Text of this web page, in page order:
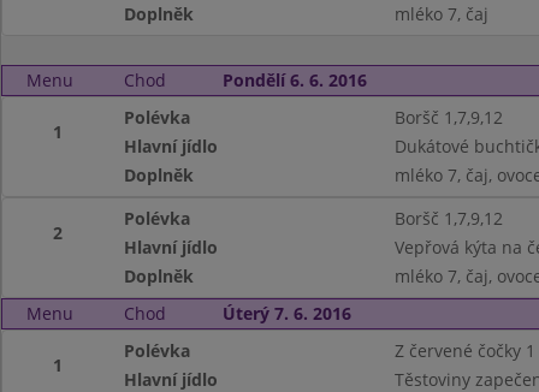
Doplněk
mléko 7, čaj
Menu Chod Pondělí 6. 6. 2016
1
Polévka
Boršč 1,7,9,12
Hlavní jídlo
Dukátové
Doplněk
mléko 7, čaj,
2
Polévka
Boršč 1,7,9,12
Hlavní jídlo
Vepřová kýta na
Doplněk
mléko 7, čaj,
Menu
Chod Úterý 7. 6. 2016
1
Polévka
Z červené čočky 1
Hlavní jídlo
Těstoviny